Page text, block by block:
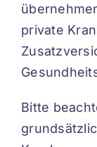
private
Bitte